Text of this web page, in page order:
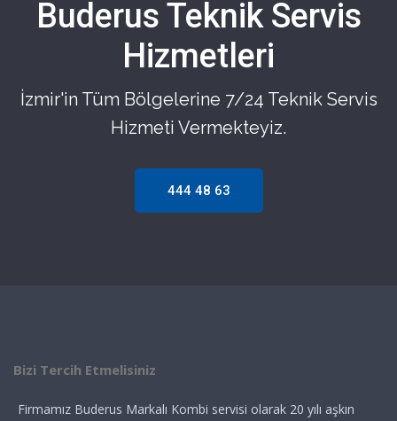
Buderus Teknik Servis
Hizmetleri
İzmir'in Tüm Bölgelerine 7/24 Teknik Servis
Hizmeti Vermekteyiz.
444 48 63
Bizi Tercih Etmelisiniz
Firmamız Buderus Markalı Kombi servisi olarak 20 yılı aşkın